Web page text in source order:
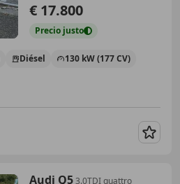
€ 17.800
Precio justo
Diésel 130 kW (177 CV)
Audi Q53.0TDI quattro